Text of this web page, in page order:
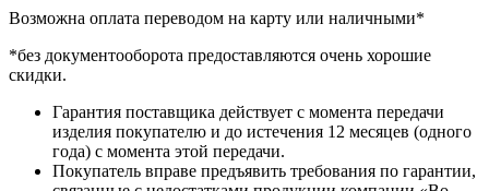
Возможна оплата переводом на карту или наличными*
*без документооборота предоставляются очень хорошие
скидки.
Гарантия поставщика действует с момента передачи
изделия покупателю и до истечения 12 месяцев (одного
года) с момента этой передачи.
Покупатель вправе предъявить требования по гарантии,